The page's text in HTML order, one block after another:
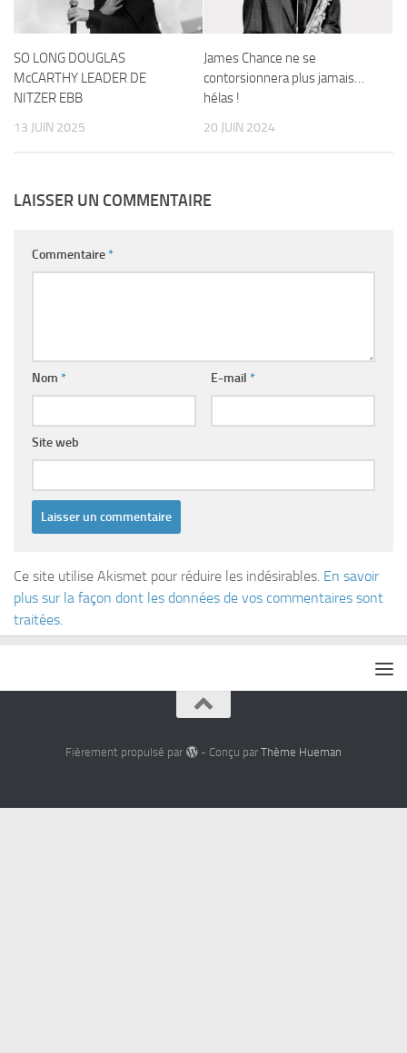
SO LONG DOUGLAS
McCARTHY LEADER DE
NITZER EBB
13 JUIN 2025
James Chance ne se
contorsionnera plus jamais…
hélas !
20 JUIN 2024
LAISSER UN COMMENTAIRE
Commentaire*
Nom * E-mail *
Site web
Ce site utilise Akismet pour réduire les indésirables. En savoir
plus sur la façon dont les données de vos commentaires sont
traitées.
Fièrement propulsé par - Conçu par Thème Hueman